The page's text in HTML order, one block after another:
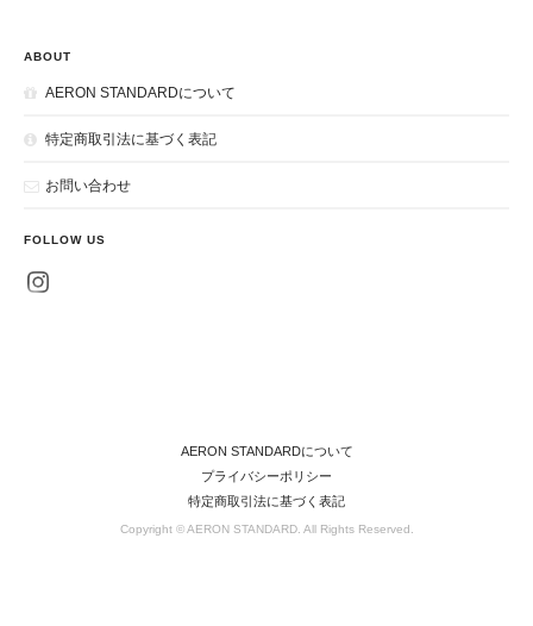
ABOUT
AERON STANDARDについて
特定商取引法に基づく表記
お問い合わせ
FOLLOW US
AERON STANDARDについて
プライバシーポリシー
特定商取引法に基づく表記
Copyright © AERON STANDARD. All Rights Reserved.